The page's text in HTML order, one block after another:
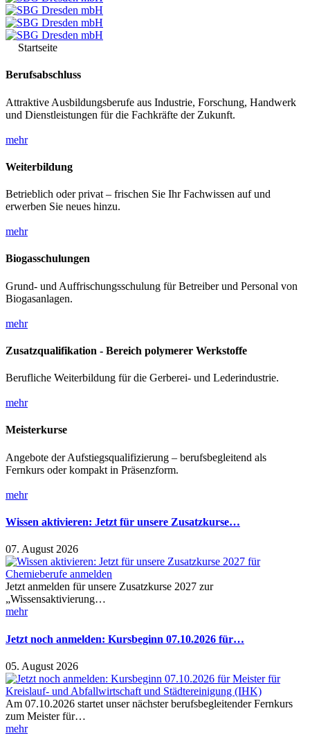
Startseite
Berufsabschluss
Attraktive Ausbildungsberufe aus Industrie, Forschung, Handwerk
und Dienstleistungen für die Fachkräfte der Zukunft.
mehr
Weiterbildung
Betrieblich oder privat – frischen Sie Ihr Fachwissen auf und
erwerben Sie neues hinzu.
mehr
Biogasschulungen
Grund- und Auffrischungsschulung für Betreiber und Personal von
Biogasanlagen.
mehr
Zusatzqualifikation - Bereich polymerer Werkstoffe
Berufliche Weiterbildung für die Gerberei- und Lederindustrie.
mehr
Meisterkurse
Angebote der Aufstiegsqualifizierung – berufsbegleitend als
Fernkurs oder kompakt in Präsenzform.
mehr
Wissen aktivieren: Jetzt für unsere Zusatzkurse…
07. August 2026
Jetzt anmelden für unsere Zusatzkurse 2027 zur
„Wissensaktivierung…
mehr
Jetzt noch anmelden: Kursbeginn 07.10.2026 für…
05. August 2026
Am 07.10.2026 startet unser nächster berufsbegleitender Fernkurs
zum Meister für…
mehr